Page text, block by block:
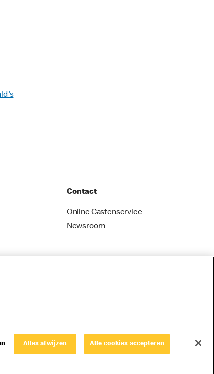
Contact
Online Gastenservice
Newsroom
Alles afwijzen Alle cookies accepteren